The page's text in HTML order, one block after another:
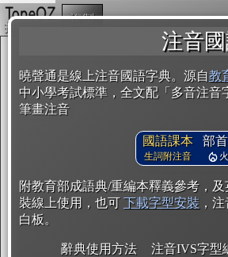
注音
曉聲通是線上注音國語字典。源自教
中小學考試標準，全文配「多音注
筆畫注音
國語課本
生詞附注音
部
火
附教育部成語典/重編本釋義參考，
裝線上使用，也可 下載字型安裝 ，
白板。
辭典使用方法 注音IVS字型
複製